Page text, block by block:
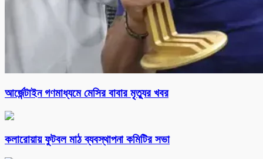
আর্জেন্টাইন গণমাধ্যমে মেসির বাবার মৃত্যুর খবর
কলারোয়ায় ফুটবল মাঠ ব্যবস্থাপনা কমিটির সভা